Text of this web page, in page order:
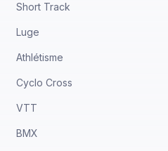
Short Track
Luge
Athlétisme
Cyclo Cross
VTT
BMX